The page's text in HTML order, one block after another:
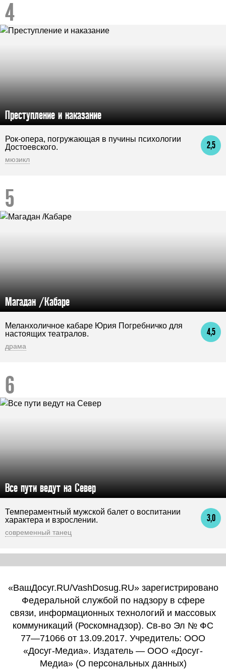
Преступление и наказание
2,5
Рок-опера, погружающая в пучины психологии
Достоевского.
мюзикл
Магадан /Кабаре
4,5
Меланхоличное кабаре Юрия Погребничко для
настоящих театралов.
драма
Все пути ведут на Север
3,0
Темпераментный мужской балет о воспитании
характера и взрослении.
современный танец
«ВашДосуг.RU/VashDosug.RU» зарегистрировано
Федеральной службой по надзору в сфере
связи, информационных технологий и массовых
коммуникаций (Роскомнадзор). Св-во Эл № ФС
77—71066 от 13.09.2017. Учредитель: ООО
«Досуг-Медиа». Издатель — ООО «Досуг-
Медиа» (О персональных данных)